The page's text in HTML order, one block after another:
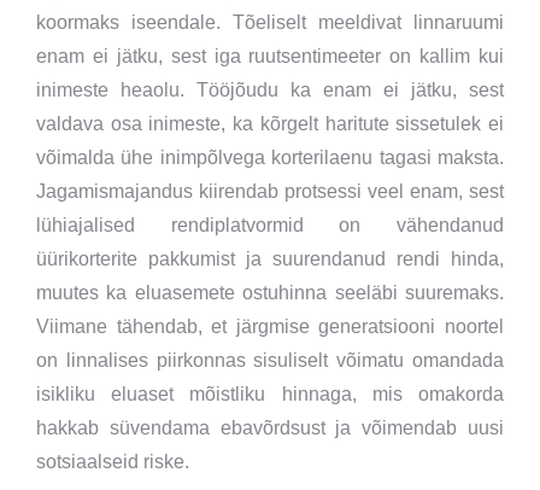
koormaks iseendale. Tõeliselt meeldivat linnaruumi
enam ei jätku, sest iga ruutsentimeeter on kallim kui
inimeste heaolu. Tööjõudu ka enam ei jätku, sest
valdava osa inimeste, ka kõrgelt haritute sissetulek ei
võimalda ühe inimpõlvega korterilaenu tagasi maksta.
Jagamismajandus kiirendab protsessi veel enam, sest
lühiajalised rendiplatvormid on vähendanud
üürikorterite pakkumist ja suurendanud rendi hinda,
muutes ka eluasemete ostuhinna seeläbi suuremaks.
Viimane tähendab, et järgmise generatsiooni noortel
on linnalises piirkonnas sisuliselt võimatu omandada
isikliku eluaset mõistliku hinnaga, mis omakorda
hakkab süvendama ebavõrdsust ja võimendab uusi
sotsiaalseid riske.